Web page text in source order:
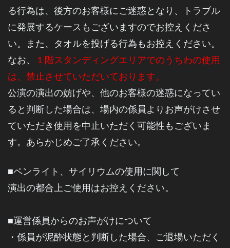
る行為は、 後方のお客様にご迷惑となり、トラブル
に発展するケースもございますのでお控えくださ
い。
また、タオルを投げる行為もお控えください。
なお、
１階スタンディングエリアでのうちわの使用
は、禁止させていただいております。
公演の演出の妨げや、他のお客様の迷惑になってい
ると判断した場合は、 場内の係員よりお声がけさせ
ていただき使用を中止いただく可能性もございま
す。あらかじめご了承ください。
■ペンライト、 サイリウムの使用に関して
演出の都合上ご使用はお控えください。
■運営係員からのお声がけについて
・係員が泥酔状態と判断した場合、ご退場いただく